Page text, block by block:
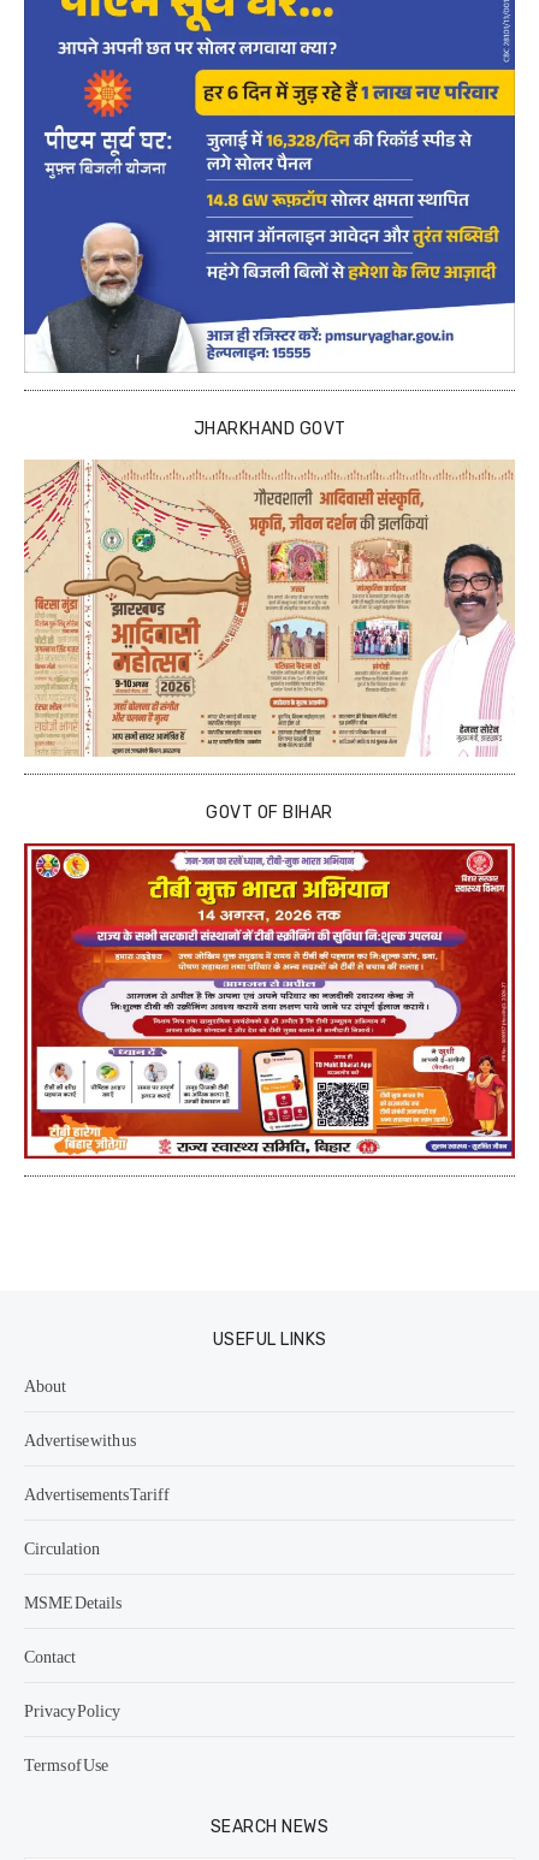
JHARKHAND GOVT
GOVT OF BIHAR
USEFUL LINKS
About
Advertise with us
Advertisements Tariff
Circulation
MSME Details
Contact
Privacy Policy
Terms of Use
SEARCH NEWS